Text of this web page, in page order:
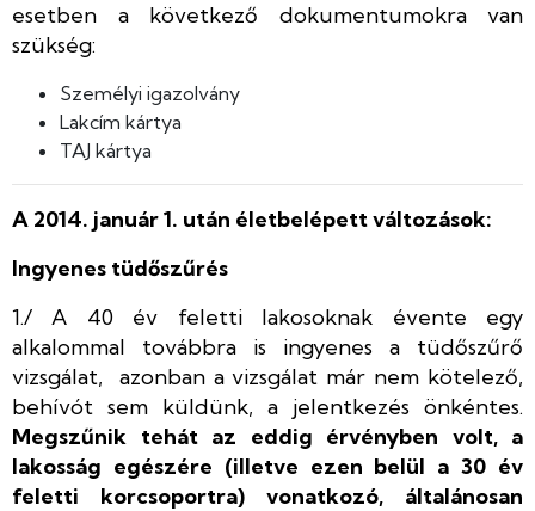
esetben a következő dokumentumokra van
szükség:
Személyi igazolvány
Lakcím kártya
TAJ kártya
A 2014. január 1. után életbelépett változások:
Ingyenes tüdőszűrés
1./ A 40 év feletti lakosoknak évente egy
alkalommal továbbra is ingyenes a tüdőszűrő
vizsgálat, azonban a vizsgálat már nem kötelező,
behívót sem küldünk, a jelentkezés önkéntes.
Megszűnik tehát az eddig érvényben volt, a
lakosság egészére (illetve ezen belül a 30 év
feletti korcsoportra) vonatkozó, általánosan